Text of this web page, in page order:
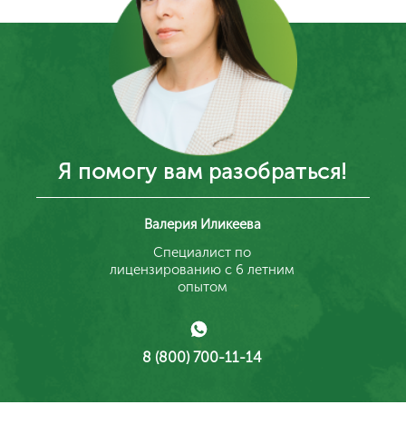
Станислав Ермилов
Генеральный директор и идейный вдохновитель
Руководитель отдела заботы
Заботимся о том, чтобы
сотрудничество с нами было